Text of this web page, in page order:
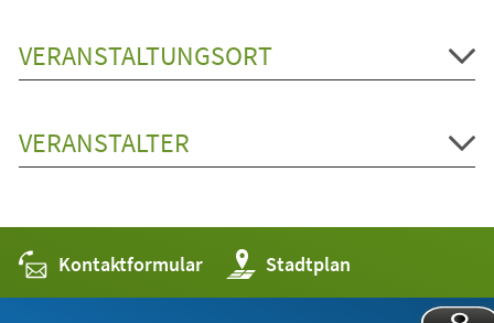
VERANSTALTUNGSORT
VERANSTALTER
Kontaktformular Stadtplan
(Öffnet
in
einem